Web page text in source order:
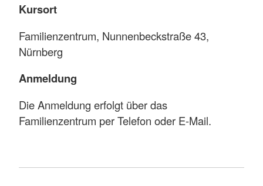
Kursort
Familienzentrum, Nunnenbeckstraße 43,
Nürnberg
Anmeldung
Die Anmeldung erfolgt über das
Familienzentrum per Telefon oder E-Mail.